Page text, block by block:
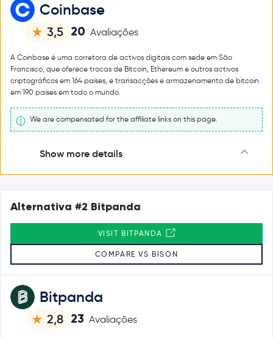
Coinbase
3,5 20 Avaliações
A Coinbase é uma corretora de activos digitais com sede em São
Francisco, que oferece trocas de Bitcoin, Ethereum e outros activos
criptográficos em 164 países, e transacções e armazenamento de bitcoin
em 190 países em todo o mundo.
We are compensated for the affiliate links on this page.
Show more details
Bitpanda
2,8 23 Avaliações
Alternativa #2 Bitpanda
VISIT BITPANDA
COMPARE VS BISON